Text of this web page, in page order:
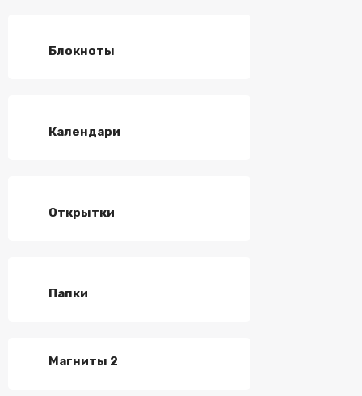
Блокноты
Календари
Открытки
Папки
Магниты 2